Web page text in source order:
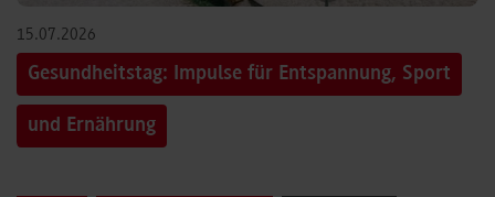
15.07.2026
Gesundheitstag: Impulse für Entspannung, Sport
und Ernährung